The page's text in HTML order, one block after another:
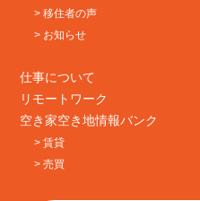
> 移住者の声
> お知らせ
仕事について
リモートワーク
空き家空き地情報バンク
> 賃貸
> 売買